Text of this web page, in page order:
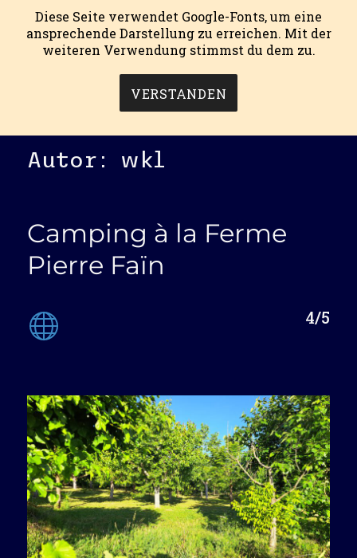
mein campingblog. MENÜ
Autor: wkl
Camping à la Ferme
Pierre Faïn
4/5
Diese Seite verwendet Google-Fonts, um eine
ansprechende Darstellung zu erreichen. Mit der
weiteren Verwendung stimmst du dem zu.
VERSTANDEN